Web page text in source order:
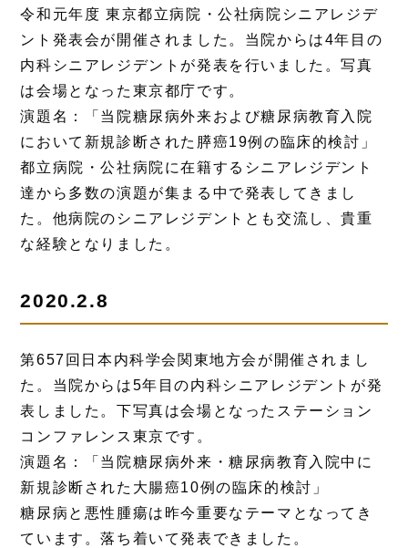
令和元年度 東京都立病院・公社病院シニアレジデ
ント発表会が開催されました。当院からは4年目の
内科シニアレジデントが発表を行いました。写真
は会場となった東京都庁です。
演題名：「当院糖尿病外来および糖尿病教育入院
において新規診断された膵癌19例の臨床的検討」
都立病院・公社病院に在籍するシニアレジデント
達から多数の演題が集まる中で発表してきまし
た。他病院のシニアレジデントとも交流し、貴重
な経験となりました。
2020.2.8
第657回日本内科学会関東地方会が開催されまし
た。当院からは5年目の内科シニアレジデントが発
表しました。下写真は会場となったステーション
コンファレンス東京です。
演題名：「当院糖尿病外来・糖尿病教育入院中に
新規診断された大腸癌10例の臨床的検討」
糖尿病と悪性腫瘍は昨今重要なテーマとなってき
ています。落ち着いて発表できました。